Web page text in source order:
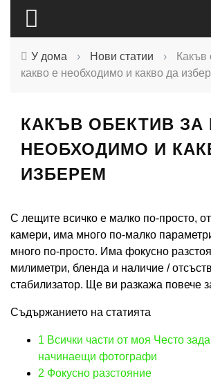
У дома › Нови статии ›
Какъв
какво е необходимо и какво да
КАКЪВ ОБЕКТИВ ЗА
НЕОБХОДИМО И
ИЗБЕРЕМ
С лещите всичко е малко по-просто,
камери, има много по-малко
много по-просто. Има фокусно
милиметри, бленда и наличие /
стабилизатор. Ще ви разкажа повече
Съдържанието на статията
1 Всички части от моя Често
начинаещи фотографи
2 Фокусно разстояние